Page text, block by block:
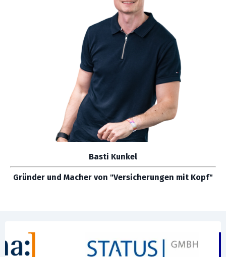
Basti Kunkel
Gründer und Macher von "Versicherungen mit Kopf"